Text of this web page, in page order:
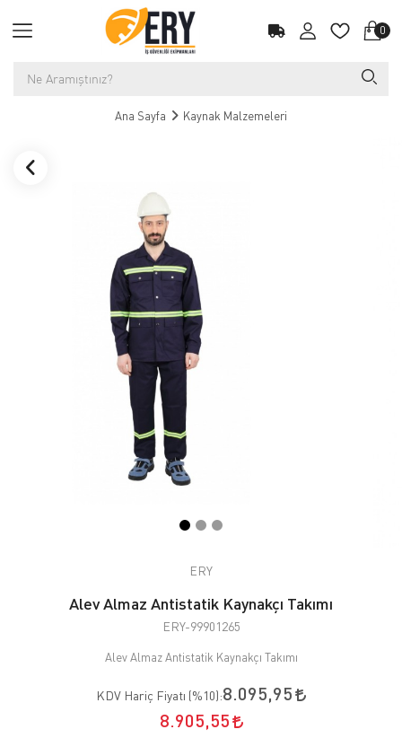
0
Ana Sayfa Kaynak Malzemeleri
ERY
Alev Almaz Antistatik Kaynakçı Takımı
ERY-99901265
Alev Almaz Antistatik Kaynakçı Takımı
KDV Hariç Fiyatı (%10):8.095,95
8.905,55